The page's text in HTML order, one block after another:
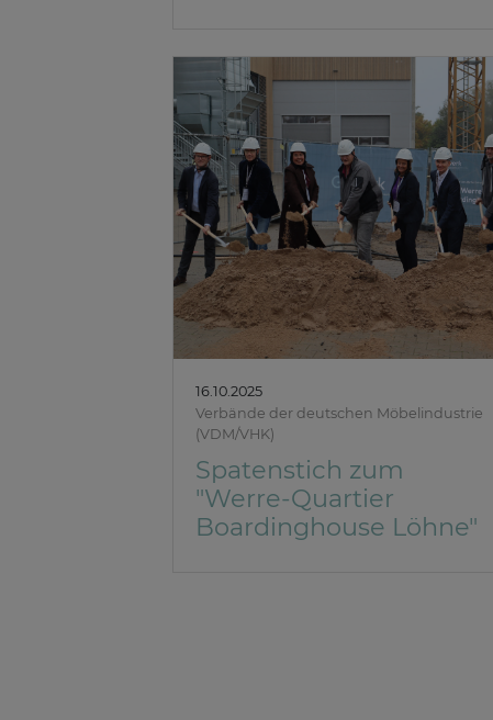
16.10.2025
Verbände der deutschen Möbelindustrie
(VDM/VHK)
Spatenstich zum
"Werre-Quartier
Boardinghouse Löhne"